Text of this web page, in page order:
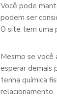
Você pode
podem ser
O site tem uma
Mesmo se você
esperar demais
tenha química
relacionamento.